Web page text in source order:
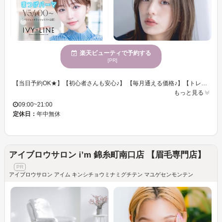
楽天ビューティで予約する
[PR]
【当日予約OK★】【初心者さんも安心♪】 【毎月通える価格♪】【トレンド眉＆まつげですっぴん美人♪】 ■経験を積んだスタッフが骨格などに合わせて眉を整えます♪♪ ■眉の形に自信がない！左右にバラつきがあるなどのお悩みの方にオススメ♪ ■明るく落ち着いた店内◎センスの光るインテリア☆ ■一人ひとりの‘’なりたい‘’にフィットするオーダーメイドなメニューが多数◎ ■初めての方でも安心して体験できるメニューをご用意◎ ■アイブロウサロン IVY-LINEは『ありのままの素顔が好きになるサロン』が、コンセプトのアイブロウサロンです。「眉毛」は顔の印象を大きく変える大切なパーツです。私たちは一人一人のゲストとの時間を大切に、理想の目元を提案します。ぜひ眉毛のプロフェッショナルにお任せください! [錦糸町/アイブロウ/眉毛/ハリウッドブロウリフト/韓国眉/まつげパーマ/まつ毛パーマ/マツパ/パリジェンヌラッシュリフト]
もっと見る
09:00~21:00
定休日： 年中無休
アイブロウサロン i’m 錦糸町南口店 【眉毛専門店】
アイブロウサロン アイム キンシチョウミナミグチテン マユゲセンモンテン